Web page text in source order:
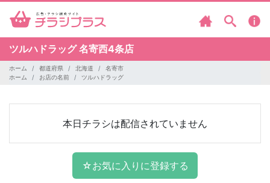
ツルハドラッグ名寄西4条店
ホーム 都道府県 北海道
名寄市
ホーム
お店の名前 ツルハドラッグ
本日チラシは配信されていません